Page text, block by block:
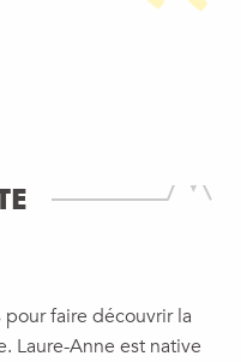
faire découvrir la
Laure-Anne est native